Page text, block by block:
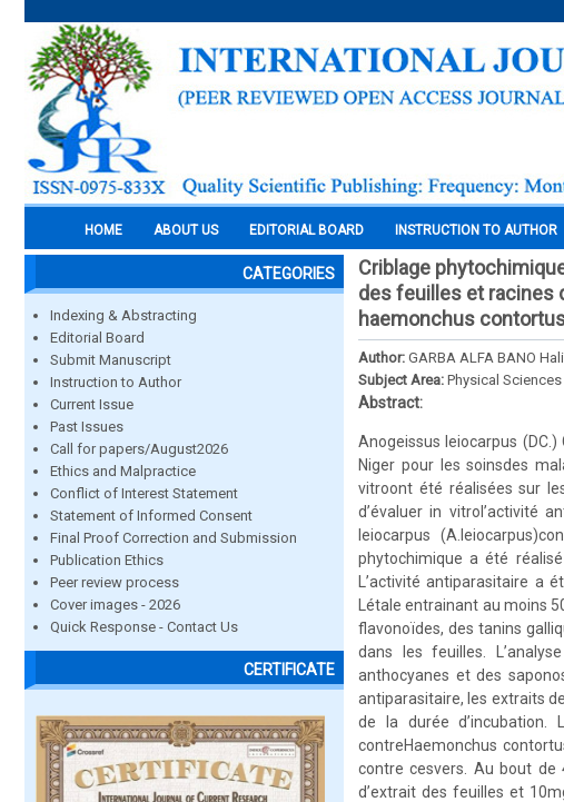
HOME ABOUT US EDITORIAL BOARD INSTRUCTION TO AUTHOR
CATEGORIES
Indexing & Abstracting
Editorial Board
Submit Manuscript
Instruction to Author
Current Issue
Past Issues
Call for papers/August2026
Ethics and Malpractice
Conflict of Interest Statement
Statement of Informed Consent
Final Proof Correction and Submission
Publication Ethics
Peer review process
Cover images - 2026
Quick Response - Contact Us
CERTIFICATE
Criblage
des feuilles et racines
haemonchus
Author: GARBA ALFA BANO
Subject Area: Physical
Abstract:
Anogeissus leiocarpus
Niger pour les soinsdes
vitroont été réalisées sur
d’évaluer in vitrol’activité
leiocarpus
phytochimique a été
L’activité antiparasitaire a
Létale entrainant au moins
flavonoïdes, des tanins
dans les feuilles.
anthocyanes et des
antiparasitaire, les extraits
de la durée
contreHaemonchus
contre cesvers. Au bout de
d’extrait des feuilles et